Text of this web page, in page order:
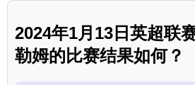
2024年1月13日英超联
勒姆的比赛结果如何？